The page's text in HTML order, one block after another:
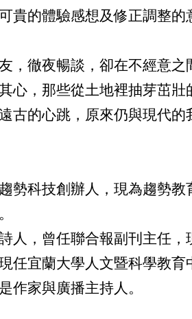
貴的體驗感想及修正調整的
，徹夜暢談，卻在不經意
心，那些從土地裡抽芽茁壯
古的心跳，原來仍與現代的
勢科技創辦人，現為趨勢
人，曾任聯合報副刊主任，
任宜蘭大學人文暨科學教
作家與廣播主持人。